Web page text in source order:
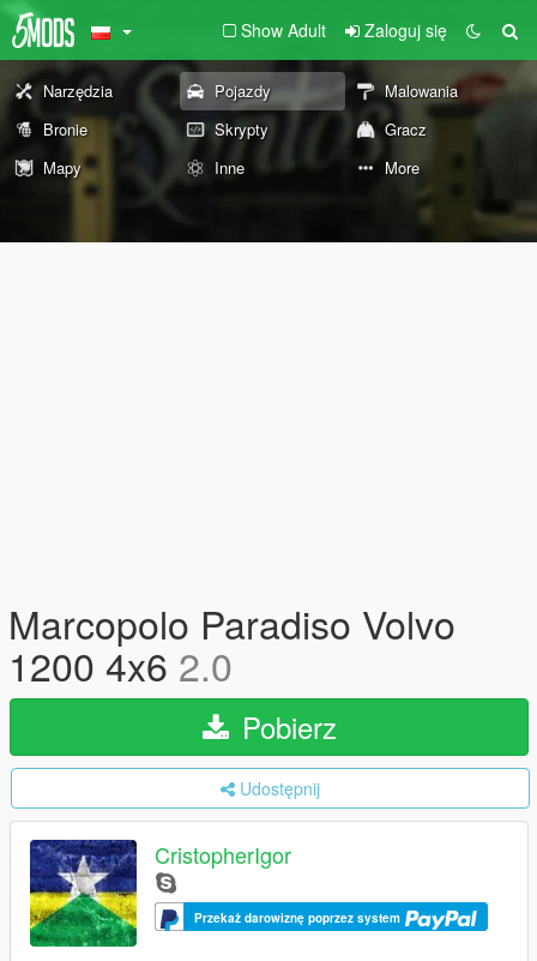
Show Adult Zaloguj się
Narzędzia Pojazdy
Malowania
Bronie
Skrypty
Gracz
Mapy
Inne More
Marcopolo Paradiso Volvo
1200 4x6 2.0
Pobierz
Udostępnij
CristopherIgor
Przekaż darowiznę poprzez system